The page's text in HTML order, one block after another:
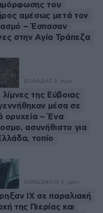
του
αμέσως μετά τον
– Έσπασαν
στην Αγία Τράπεζα
ΕΛΛΑΔΑ7 λ. πριν
λίμνες της Εύβοιας
μέσα σε
ορυχεία – Ένα
ασυνήθιστο για
τοπίο
ΚΟΙΝΩΝΙΑ 14 λ. πριν
ΙΧ σε παραλιακή
της Πιερίας και